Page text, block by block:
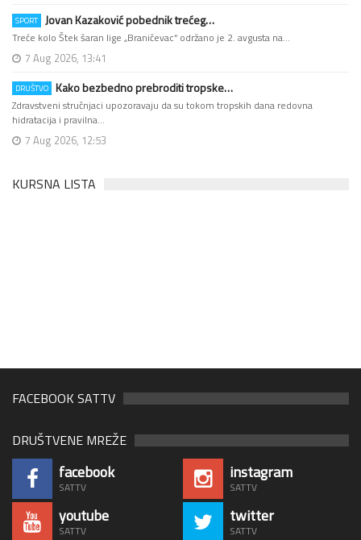
SPORT Jovan Kazaković pobednik trećeg…
Treće kolo Štek šaran lige „Braničevac“ održano je 2. avgusta na…
7 Aug 2026, 13:41
DRUŠTVO Kako bezbedno prebroditi tropske…
Zdravstveni stručnjaci upozoravaju da su tokom tropskih dana redovna
hidratacija i pravilna…
7 Aug 2026, 12:53
KURSNA LISTA
FACEBOOK SATTV
DRUŠTVENE MREŽE
facebook
SATTV
instagram
SATTV
youtube
SATTV
twitter
SATTV